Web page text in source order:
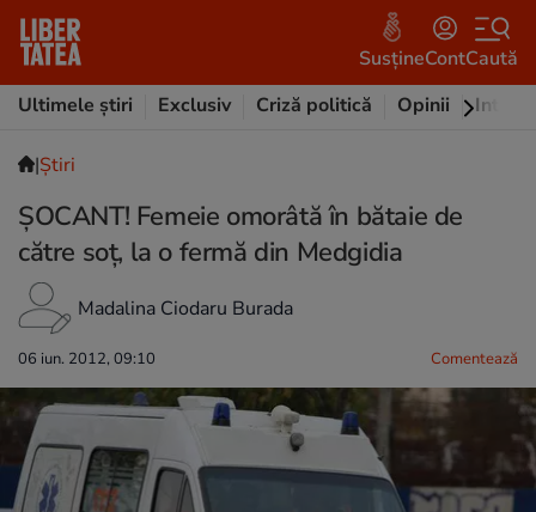
SusțineContCaută
Ultimele știri
Exclusiv Criză politică Opinii
|Ştiri
ŞOCANT! Femeie omorâtă în bătaie de
către soţ, la o fermă din Medgidia
Madalina Ciodaru Burada
06 iun. 2012, 09:10 Comentează